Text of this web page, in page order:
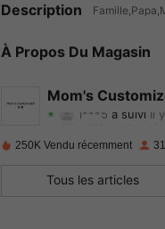
Description
À Propos Du Magasin
Mom's
4.80
4.80 179
4.80
i***5 a suiviIl
z***z est en
4.80
250K Vendu récemment
Tous les articles